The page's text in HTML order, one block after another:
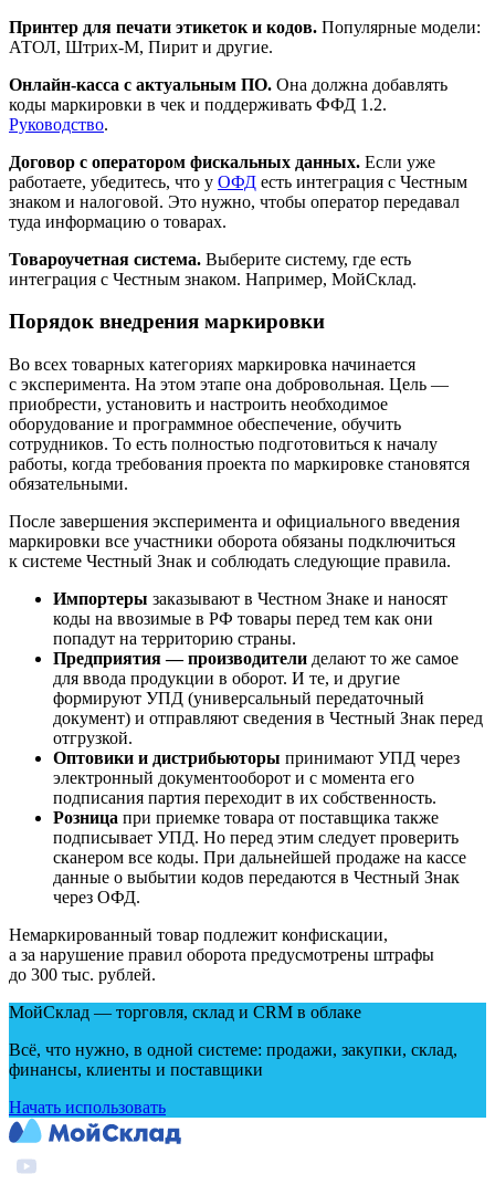
Принтер для печати этикеток и кодов. Популярные модели:
АТОЛ, Штрих‑М, Пирит и другие.
Онлайн‑касса с актуальным ПО. Она должна добавлять
коды маркировки в чек и поддерживать ФФД 1.2.
Руководство.
Договор с оператором фискальных данных. Если уже
работаете, убедитесь, что у ОФД есть интеграция с Честным
знаком и налоговой. Это нужно, чтобы оператор передавал
туда информацию о товарах.
Товароучетная система. Выберите систему, где есть
интеграция с Честным знаком. Например, МойСклад.
Порядок внедрения маркировки
Во всех товарных категориях маркировка начинается
с эксперимента. На этом этапе она добровольная. Цель —
приобрести, установить и настроить необходимое
оборудование и программное обеспечение, обучить
сотрудников. То есть полностью подготовиться к началу
работы, когда требования проекта по маркировке становятся
обязательными.
После завершения эксперимента и официального введения
маркировки все участники оборота обязаны подключиться
к системе Честный Знак и соблюдать следующие правила.
Импортеры заказывают в Честном Знаке и наносят
коды на ввозимые в РФ товары перед тем как они
попадут на территорию страны.
Предприятия — производители делают то же самое
для ввода продукции в оборот. И те, и другие
формируют УПД (универсальный передаточный
документ) и отправляют сведения в Честный Знак перед
отгрузкой.
Оптовики и дистрибьюторы принимают УПД через
электронный документооборот и с момента его
подписания партия переходит в их собственность.
Розница при приемке товара от поставщика также
подписывает УПД. Но перед этим следует проверить
сканером все коды. При дальнейшей продаже на кассе
данные о выбытии кодов передаются в Честный Знак
через ОФД.
Немаркированный товар подлежит конфискации,
а за нарушение правил оборота предусмотрены штрафы
до 300 тыс. рублей.
МойСклад — торговля, склад и CRM в облаке
Всё, что нужно, в одной системе: продажи, закупки, склад,
финансы, клиенты и поставщики
Начать использовать